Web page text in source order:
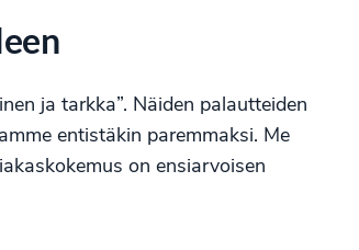
ja tarkka”. Näiden palautteiden
entistäkin paremmaksi. Me
on ensiarvoisen